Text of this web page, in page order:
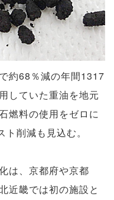
約68％減の年間1317
していた重油を地元
燃料の使用をゼロに
削減も見込む。
は、京都府や京都
近畿では初の施設と